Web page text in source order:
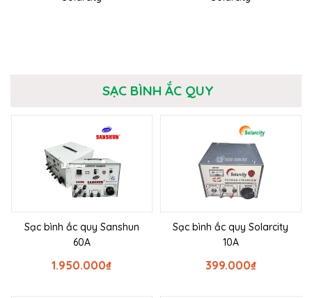
SẠC BÌNH ẮC QUY
Sạc bình ắc quy Sanshun
60A
₫
1.950.000
Sạc bình ắc quy Solarcity
10A
₫
399.000